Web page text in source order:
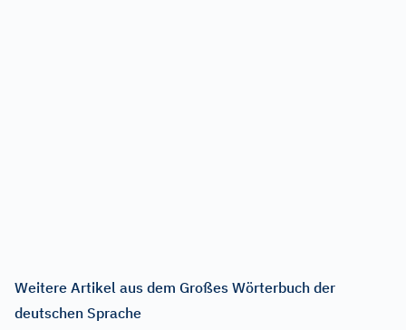
Weitere Artikel aus dem Großes Wörterbuch der
deutschen Sprache